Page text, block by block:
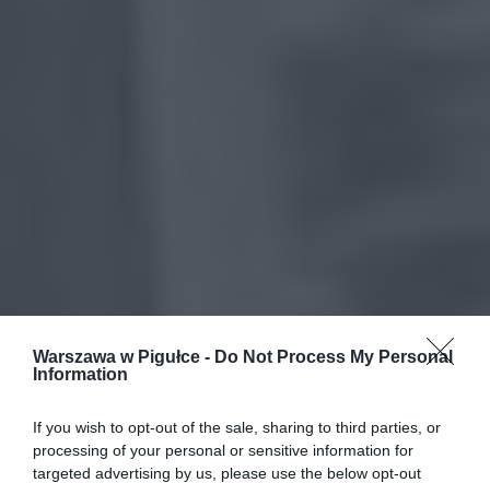
Warszawa w Pigułce - Do Not Process My Personal
Information
If you wish to opt-out of the sale, sharing to third parties, or
processing of your personal or sensitive information for
targeted advertising by us, please use the below opt-out